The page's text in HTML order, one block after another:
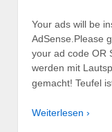
Your ads will be
AdSense.Please
your ad code OR
werden mit
gemacht! Teufel
Weiterlesen ›